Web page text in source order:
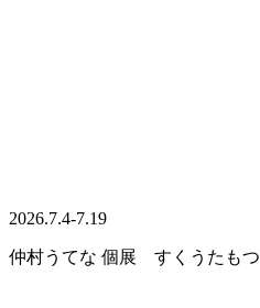
2026.7.4-7.19
仲村うてな 個展 すくうたもつ